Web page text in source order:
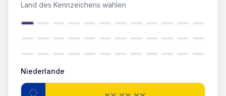
Land des Kennzeichens wählen
Niederlande